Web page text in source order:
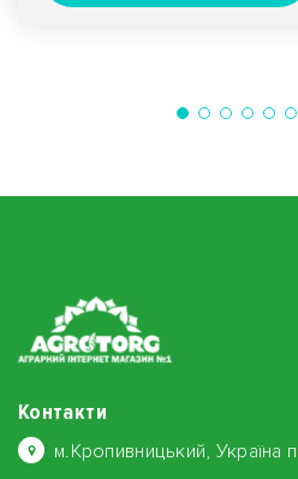
Контакти
м.Кропивницький, Україна